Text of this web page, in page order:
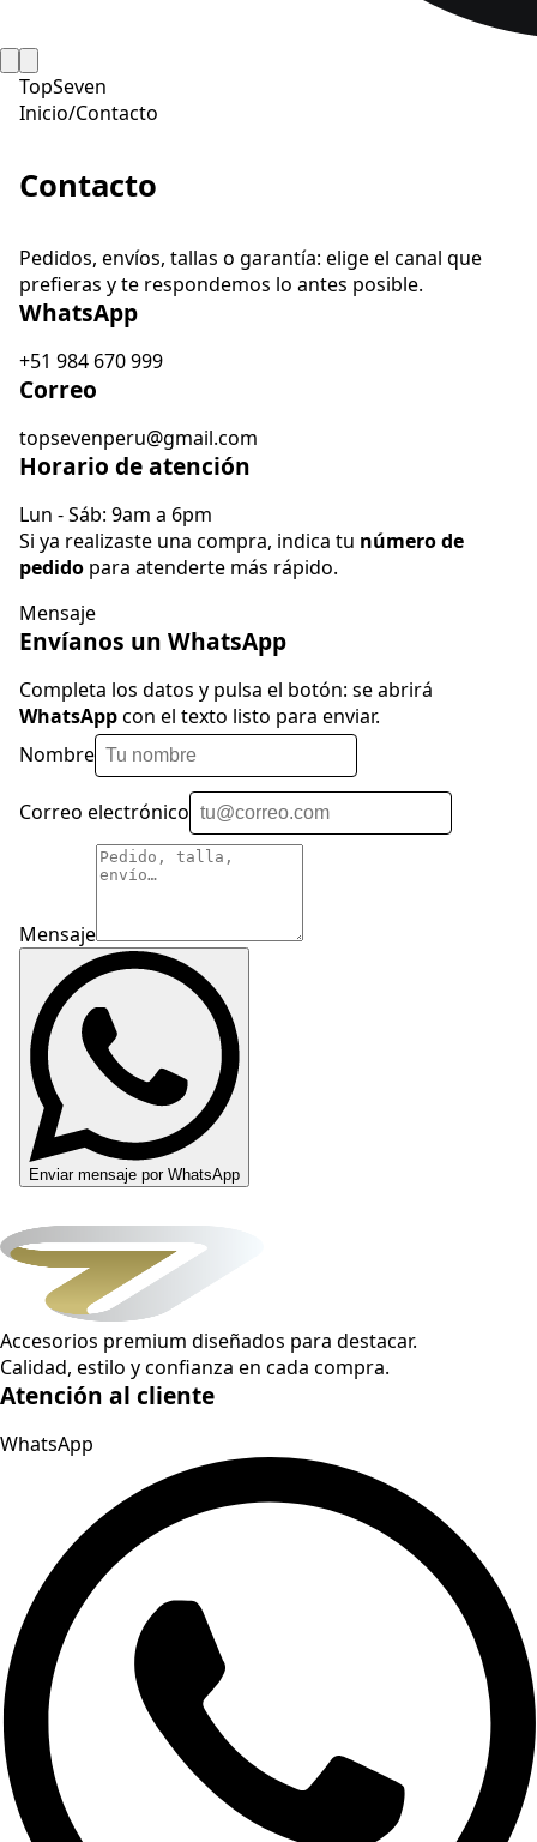
TopSeven
Inicio/Contacto
Contacto
Pedidos, envíos, tallas o garantía: elige el canal que
prefieras y te respondemos lo antes posible.
WhatsApp
+51 984 670 999
Correo
topsevenperu@gmail.com
Horario de atención
Lun - Sáb: 9am a 6pm
Si ya realizaste una compra, indica tu número de
pedido para atenderte más rápido.
Mensaje
Envíanos un WhatsApp
Completa los datos y pulsa el botón: se abrirá
WhatsAppcon el texto listo para enviar.
Nombre
Correo electrónico
Mensaje
Enviar mensaje por WhatsApp
Accesorios premium diseñados para destacar.
Calidad, estilo y confianza en cada compra.
Atención al cliente
WhatsApp